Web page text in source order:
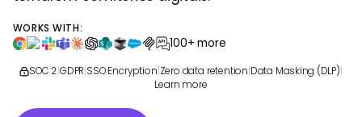
WORKS WITH:
100+ more
SOC 2 GDPR SSO|Encryption Zero data retention Data Masking (DLP)
Learn more